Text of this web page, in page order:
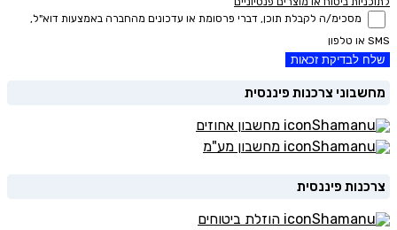
מסכימ/ה לקבלת תוכן, דברי פרסומת או עדכונים מהחברה באמצעות דוא"ל,
SMS או טלפון
שלח לבדיקת זכאות
מחשבוני צרכנות פיננסית
מחשבון אחוזים
מחשבון מע"מ
צרכנות פיננסית
הוזלת ביטוחים